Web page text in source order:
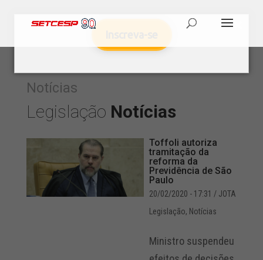
Notícias
Legislação Notícias
Toffoli autoriza
tramitação da
reforma da
Previdência de São
Paulo
20/02/2020 - 17:31 / JOTA
Legislação, Notícias
Ministro suspendeu